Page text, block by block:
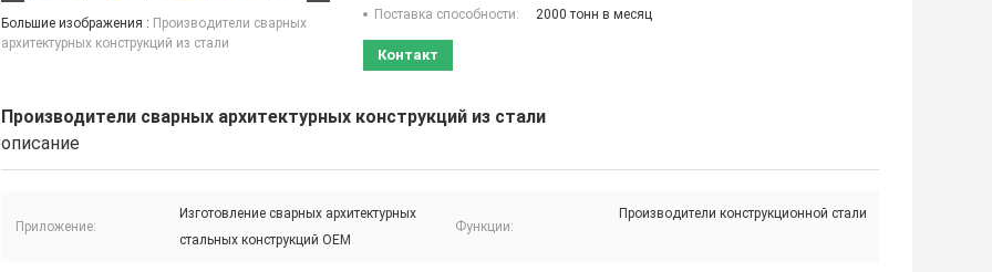
Большие изображения : Производители сварных
архитектурных конструкций из стали
Поставка способности:
2000 тонн в месяц
Контакт
Производители сварных архитектурных конструкций из стали
описание
Приложение:
Изготовление сварных архитектурных
стальных конструкций OEM
Функции:
Производители конструкционной стали